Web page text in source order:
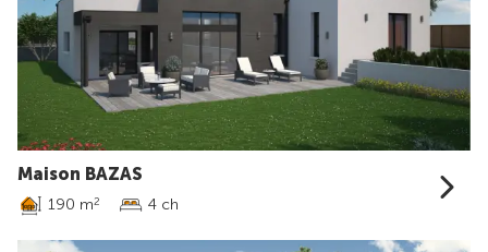
Maison BAZAS
190 m2 4 ch